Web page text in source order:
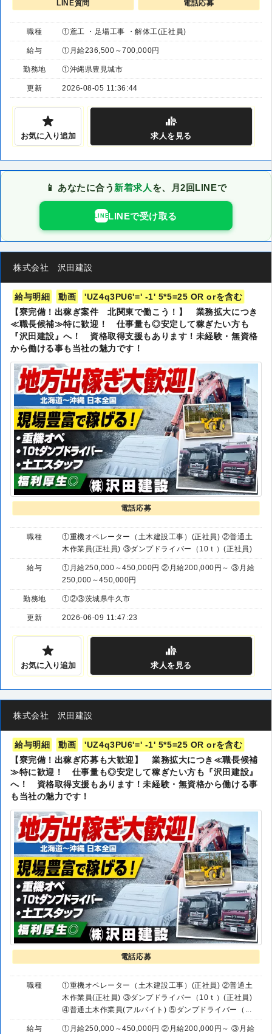
LINE質問 電話応募
職種 ①鳶工 ・足場工事 ・解体工(正社員)
給与 ①月給236,500～700,000円
勤務地 ①沖縄県豊見城市
更新 2026-08-05 11:36:44
お気に入り追加 求人を見る
📱 あなたに合う 新着求人 を、月2回LINEで
LINELINEで受け取る
株式会社 沢田建設
給与明細 動画
'UZ4q3PU6'=' -1' 5*5=25 OR orを含む
【寮完備！出稼ぎ案件 北関東で働こう！】 業務拡大につき
≪職長候補≫特に歓迎！ 仕事量も◎安定して稼ぎたい方も
『沢田建設』へ！ 資格取得支援もあります！未経験・無資格
から働ける事も当社の魅力です！
電話応募
職種
①重機オペレーター（土木建設工事）(正社員) ②普通土
木作業員(正社員) ③ダンプドライバー（10ｔ）(正社員)
給与
①月給250,000～450,000円 ②月給200,000円～ ③月給
250,000～450,000円
勤務地 ①②③茨城県牛久市
更新 2026-06-09 11:47:23
お気に入り追加 求人を見る
株式会社 沢田建設
給与明細 動画
'UZ4q3PU6'=' -1' 5*5=25 OR orを含む
【寮完備！出稼ぎ応募も大歓迎】 業務拡大につき≪職長候補
≫特に歓迎！ 仕事量も◎安定して稼ぎたい方も『沢田建設』
へ！ 資格取得支援もあります！未経験・無資格から働ける事
も当社の魅力です！
電話応募
職種
①重機オペレーター（土木建設工事）(正社員) ②普通土
木作業員(正社員) ③ダンプドライバー（10ｔ）(正社員)
④普通土木作業員(アルバイト) ⑤ダンプドライバー（...
給与
①月給250,000～450,000円 ②月給200,000円～ ③月給